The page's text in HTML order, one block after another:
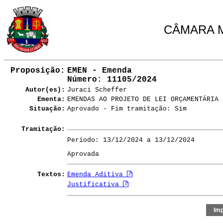
CÂMARA
Proposição: EMEN - Emenda
Número : 11105/2024
Autor(es): Juraci Scheffer
Ementa: EMENDAS AO PROJETO DE LEI
Situação: Aprovado - Fim tramitação: Sim
Tramitação:
Período: 13/12/2024 a 13/12/2024
Aprovada
Textos: Emenda Aditiva
Justificativa